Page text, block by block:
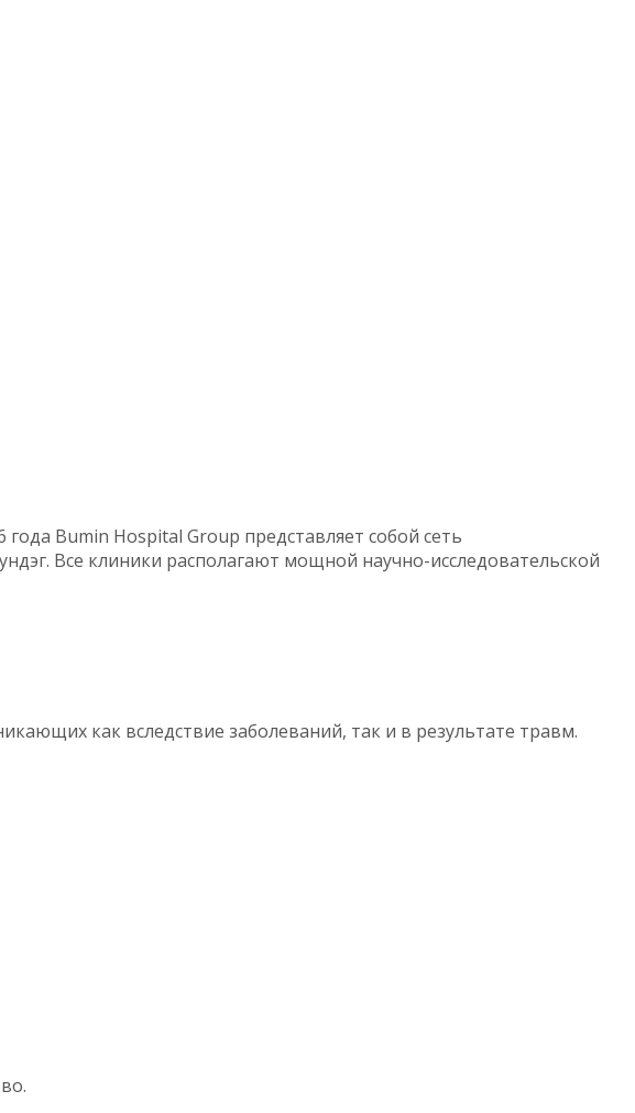
Bumin Hospital Group представляет собой сеть
Все клиники располагают мощной научно-исследовательской
как вследствие заболеваний, так и в результате травм.